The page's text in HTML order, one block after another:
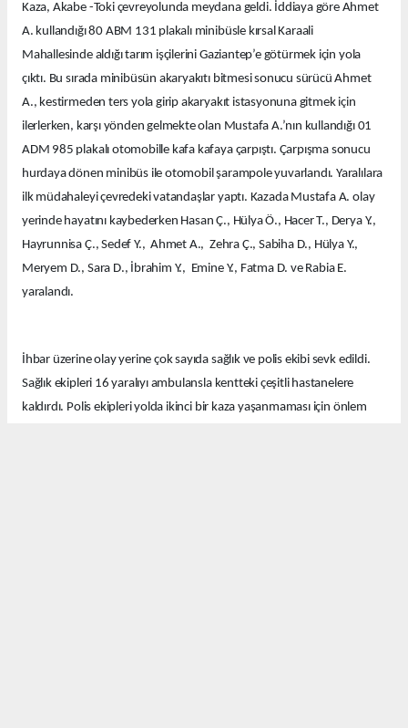
Kaza, Akabe -Toki çevreyolunda meydana geldi. İddiaya göre Ahmet
A. kullandığı 80 ABM 131 plakalı minibüsle kırsal Karaali
Mahallesinde aldığı tarım işçilerini Gaziantep’e götürmek için yola
çıktı. Bu sırada minibüsün akaryakıtı bitmesi sonucu sürücü Ahmet
A., kestirmeden ters yola girip akaryakıt istasyonuna gitmek için
ilerlerken, karşı yönden gelmekte olan Mustafa A.’nın kullandığı 01
ADM 985 plakalı otomobille kafa kafaya çarpıştı. Çarpışma sonucu
hurdaya dönen minibüs ile otomobil şarampole yuvarlandı. Yaralılara
ilk müdahaleyi çevredeki vatandaşlar yaptı. Kazada Mustafa A. olay
yerinde hayatını kaybederken Hasan Ç., Hülya Ö., Hacer T., Derya Y.,
Hayrunnisa Ç., Sedef Y., Ahmet A., Zehra Ç., Sabiha D., Hülya Y.,
Meryem D., Sara D., İbrahim Y., Emine Y., Fatma D. ve Rabia E.
yaralandı.
İhbar üzerine olay yerine çok sayıda sağlık ve polis ekibi sevk edildi.
Sağlık ekipleri 16 yaralıyı ambulansla kentteki çeşitli hastanelere
kaldırdı. Polis ekipleri yolda ikinci bir kaza yaşanmaması için önlem